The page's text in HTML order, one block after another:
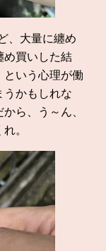
、大量に纏め
め買いした結
いう心理が働
うかもしれな
ら、う～ん、
。